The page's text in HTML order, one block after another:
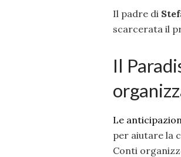
Il padre di
scarcerata il
Il
Le
per aiutare la
Conti